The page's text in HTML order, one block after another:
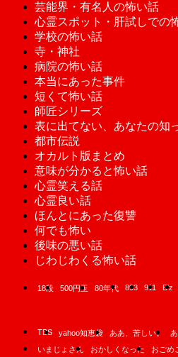
芸能界・有名人の怖い話
心霊スポット・肝試しでの
学校の怖い話
寺・神社
病院の怖い話
本当にあった事件
短くて怖い話
師匠シリーズ
表に出てない、あなたの知
都市伝説
オカルト版まとめ
意味が分かると怖い話
心霊笑える話
心霊良い話
ほんとにあった復讐
何でも怖い
後味の悪い話
じわじわくる怖い話
18段 500円玉 80年代 893 911 B'z
TBS
yahoo知恵袋 ああ、苦しい。
いまじょさん
おかしくなった おごめ